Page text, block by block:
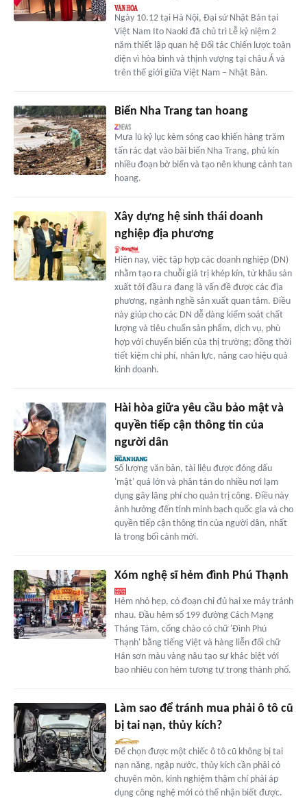
Ngày 10.12 tại Hà Nội, Đại sứ Nhật Bản tại
Việt Nam Ito Naoki đã chủ trì Lễ kỷ niệm 2
năm thiết lập quan hệ Đối tác Chiến lược toàn
diện vì hòa bình và thịnh vượng tại châu Á và
trên thế giới giữa Việt Nam – Nhật Bản.
Biển Nha Trang tan hoang
Mưa lũ kỷ lục kèm sóng cao khiến hàng trăm
tấn rác dạt vào bãi biển Nha Trang, phủ kín
nhiều đoạn bờ biển và tạo nên khung cảnh tan
hoang.
Xây dựng hệ sinh thái doanh
nghiệp địa phương
Hiện nay, việc tập hợp các doanh nghiệp (DN)
nhằm tạo ra chuỗi giá trị khép kín, từ khâu sản
xuất tới đầu ra đang là vấn đề được các địa
phương, ngành nghề sản xuất quan tâm. Điều
này giúp cho các DN dễ dàng kiểm soát chất
lượng và tiêu chuẩn sản phẩm, dịch vụ, phù
hợp với chuyển biến của thị trường; đồng thời
tiết kiệm chi phí, nhân lực, nâng cao hiệu quả
kinh doanh.
Hài hòa giữa yêu cầu bảo mật và
quyền tiếp cận thông tin của
người dân
Số lượng văn bản, tài liệu được đóng dấu
'mật' quá lớn và phân tán do nhiều nơi lạm
dụng gây lãng phí cho quản trị công. Điều này
ảnh hưởng đến tính minh bạch quốc gia và cho
quyền tiếp cận thông tin của người dân, nhất
là trong bối cảnh mới.
Xóm nghệ sĩ hẻm đình Phú Thạnh
Hẻm nhỏ hẹp, có đoạn chỉ đủ hai xe máy tránh
nhau. Đầu hẻm số 199 đường Cách Mạng
Tháng Tám, cổng chào có chữ 'Đình Phú
Thạnh' bằng tiếng Việt và hàng liễn đối chữ
Hán sơn màu vàng nâu tạo sự khác biệt với
bao nhiêu con hẻm tương tự trong thành phố.
Làm sao để tránh mua phải ô tô cũ
bị tai nạn, thủy kích?
Để chọn được một chiếc ô tô cũ không bị tai
nạn nặng, ngập nước, thủy kích cần phải có
chuyên môn, kinh nghiệm thậm chí phải áp
dụng công nghệ mới có thể nhận biết được.